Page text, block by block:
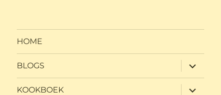
HOME
BLOGS
KOOKBOEK